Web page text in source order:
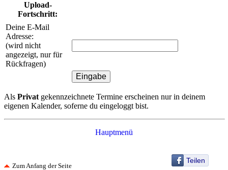
Upload-
Fortschritt:
Deine E-Mail
Adresse:
(wird nicht
angezeigt, nur für
Rückfragen)
Als Privatgekennzeichnete Termine erscheinen nur in deinem
eigenen Kalender, soferne du eingeloggt bist.
Hauptmenü
Teilen
Zum Anfang der Seite